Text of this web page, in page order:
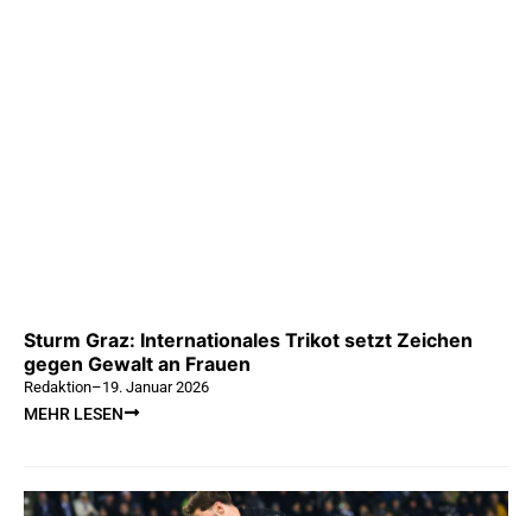
Sturm Graz: Internationales Trikot setzt Zeichen
gegen Gewalt an Frauen
Redaktion–19. Januar 2026
MEHR LESEN